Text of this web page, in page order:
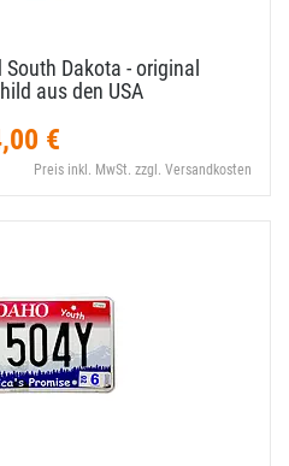
Dakota - original
aus den USA
€
Preis inkl. MwSt. zzgl. Versandkosten